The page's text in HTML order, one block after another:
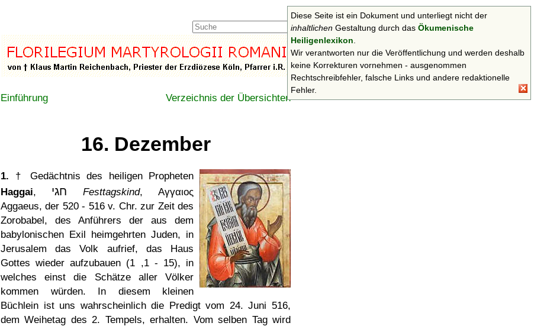
Suchen
Einführung Verzeichnis der Übersichten
16. Dezember
1. † Gedächtnis des heiligen Propheten
Haggai, חגי Festtagskind,Αγγαιος
Aggaeus, der 520 - 516 v. Chr. zur Zeit des
Zorobabel, des Anführers der aus dem
babylonischen Exil heimgehrten Juden, in
Jerusalem das Volk aufrief, das Haus
Gottes wieder aufzubauen (1 ,1 - 15), in
welches einst die Schätze aller Völker
kommen würden. In diesem kleinen
Büchlein ist uns wahrscheinlich die Predigt vom 24. Juni 516,
dem Weihetag des 2. Tempels, erhalten. Vom selben Tag wird
Diese Seite ist ein Dokument und unterliegt nicht der
inhaltlichen Gestaltung durch das Ökumenische
Heiligenlexikon
Wir verantworten nur die Veröffentlichung und werden deshalb
keine Korrekturen vornehmen - ausgenommen
Rechtschreibfehler, falsche Links und andere redaktionelle
Fehler.